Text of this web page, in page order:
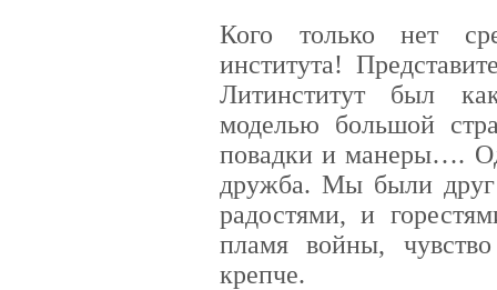
Кого только нет
института!
Литинститут был
моделью большой
повадки и манеры….
дружба. Мы были друг
радостями, и
пламя войны,
крепче.